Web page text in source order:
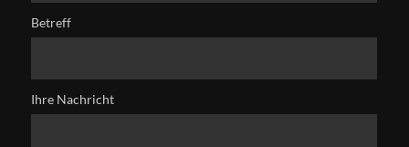
Betreff
Ihre Nachricht